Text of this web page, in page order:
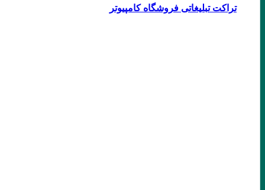
تراکت تبلیغاتی فروشگاه کامپیوتر